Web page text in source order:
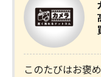
このたびはお褒